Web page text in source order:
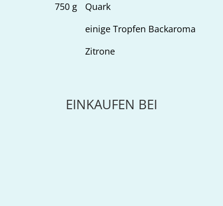
750g
Quark
einige Tropfen Backaroma
Zitrone
EINKAUFEN BEI